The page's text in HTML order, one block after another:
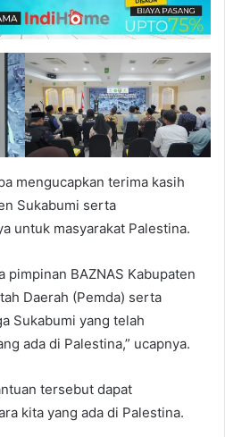
mengucapkan terima kasih
Sukabumi serta
untuk masyarakat Palestina.
pimpinan BAZNAS Kabupaten
Daerah (Pemda) serta
Sukabumi yang telah
ada di Palestina,” ucapnya.
tersebut dapat
kita yang ada di Palestina.